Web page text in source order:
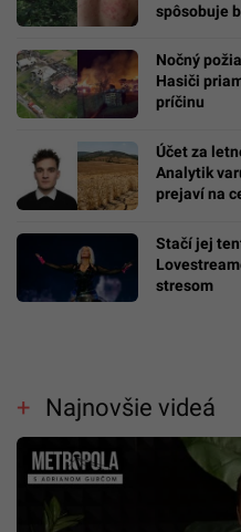
spôsobuje
Nočný
Hasiči
príčinu
Účet za
Analytik
prejaví na
Stačí jej
stresom
Najnovšie videá